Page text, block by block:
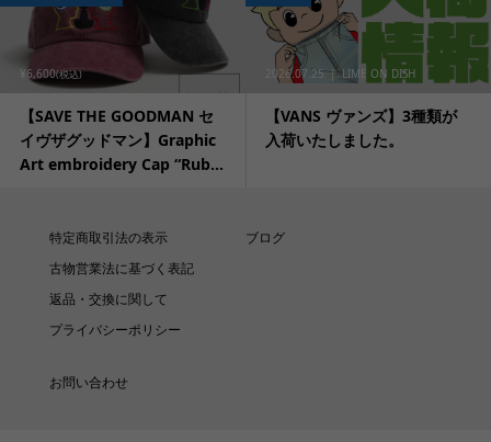
¥6,600(税込)
【SAVE THE GOODMAN セ
イヴザグッドマン】Graphic
Art embroidery Cap “Rub...
2026.07.25 LIME ON DISH
【VANS ヴァンズ】3種類が
入荷いたしました。
特定商取引法の表示
古物営業法に基づく表記
返品・交換に関して
プライバシーポリシー
ブログ
お問い合わせ